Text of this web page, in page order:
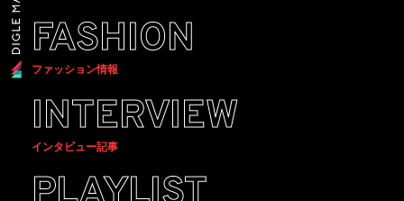
FASHION
ファッション情報
INTERVIEW
インタビュー記事